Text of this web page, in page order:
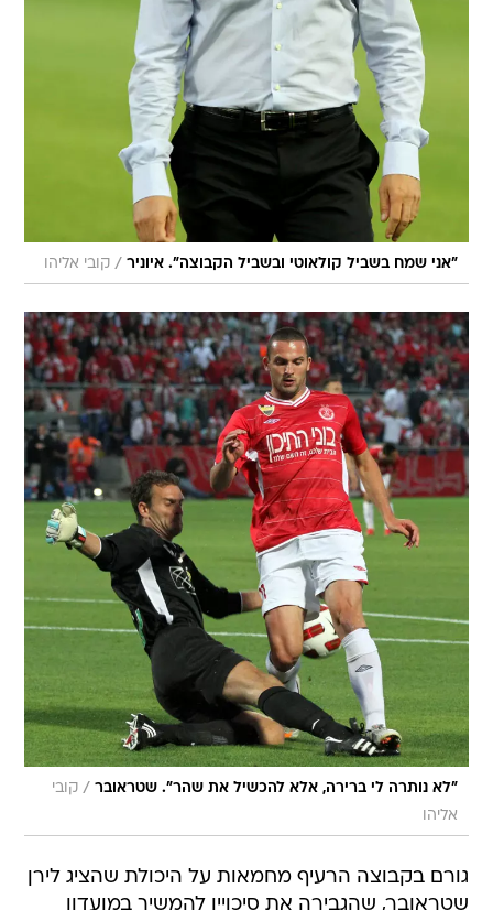
"אני שמח בשביל קולאוטי ובשביל הקבוצה". איוניר / קובי אליהו
"לא נותרה לי ברירה, אלא להכשיל את שהר". שטראובר / קובי
אליהו
גורם בקבוצה הרעיף מחמאות על היכולת שהציג לירן
שטראובר, שהגבירה את סיכוייו להמשיך במועדון